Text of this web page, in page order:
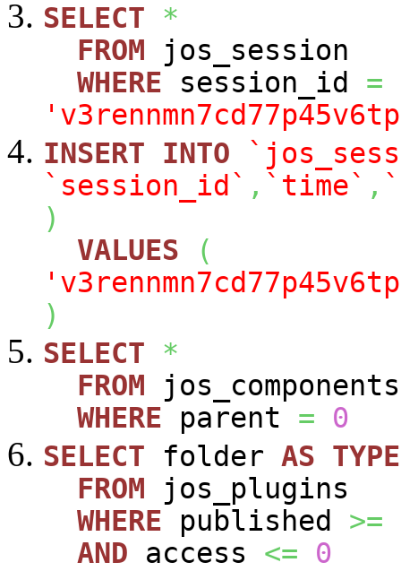
SELECT
*
FROM jos_session
WHERE session_id =
INSERT
INTO
`session_id` , `time` ,
)
VALUES
(
)
SELECT
*
FROM jos_components
WHERE parent =
0
SELECT folder AS TYPE
FROM jos_plugins
WHERE published >=
AND access <=
0